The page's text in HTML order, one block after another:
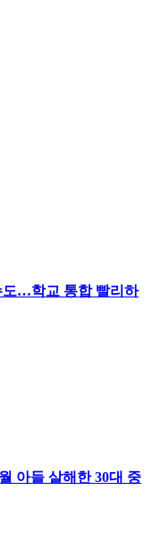
도…학교 통합 빨리하
아들 살해한 30대 중